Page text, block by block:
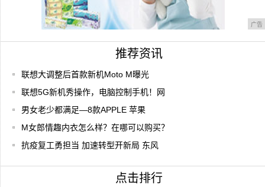
广告
推荐资讯
联想大调整后首款新机Moto M曝光
联想5G新机秀操作，电脑控制手机！网
男女老少都满足—8款APPLE 苹果
M女郎情趣内衣怎么样？在哪可以购买？
抗疫复工勇担当 加速转型开新局 东风
点击排行